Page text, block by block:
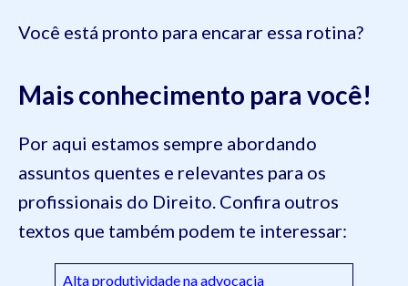
Você está pronto para encarar essa rotina?
Mais conhecimento para você!
Por aqui estamos sempre abordando
assuntos quentes e relevantes para os
profissionais do Direito. Confira outros
textos que também podem te interessar:
Alta produtividade na advocacia